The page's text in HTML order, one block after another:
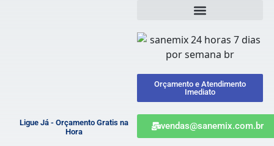
Ligue Já - Orçamento Gratis na
Hora
Orçamento e Atendimento
Imediato
vendas@sanemix.com.br